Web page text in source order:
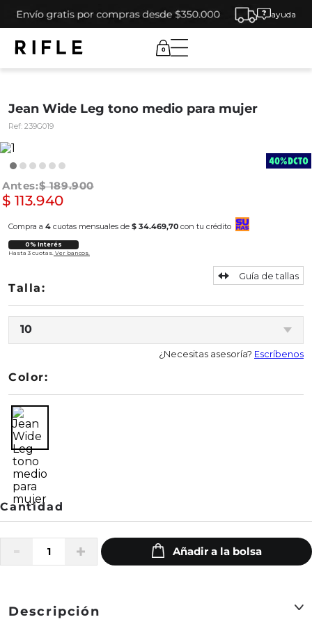
ayuda
0
Jean Wide Leg tono medio para mujer
Ref: 239G019
$ 189.900
$ 113.940
Compra a 4 cuotas mensuales de $ 34.469,70 con tu crédito
0% Interés
Hasta 3 cuotas. Ver bancos.
10
Guía de tallas
¿Necesitas asesoría? Escríbenos
Color:
Descripción